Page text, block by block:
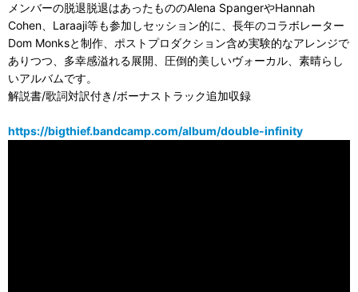
メンバーの脱退脱退はあったもののAlena SpangerやHannah
Cohen、Laraaji等も参加しセッション的に、長年のコラボレーター
Dom Monksと制作、ポストプロダクション含め実験的なアレンジで
ありつつ、多幸感溢れる展開、圧倒的美しいヴォーカル、素晴らし
いアルバムです。
解説書/歌詞対訳付き/ボーナストラック追加収録
https://bigthief.bandcamp.com/album/double-infinity